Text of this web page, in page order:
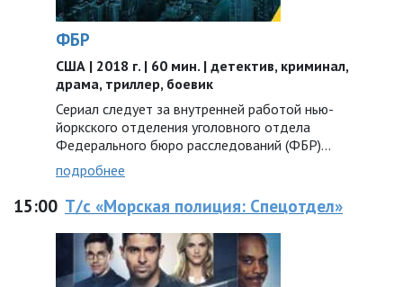
ФБР
США | 2018 г. | 60 мин. | детектив, криминал,
драма, триллер, боевик
Сериал следует за внутренней работой нью-
йоркского отделения уголовного отдела
Федерального бюро расследований (ФБР)...
подробнее
15:00 Т/с «Морская полиция: Спецотдел»